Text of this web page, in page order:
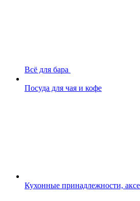
Всё для бара
Посуда для чая и кофе
Кухонные принадлежности,